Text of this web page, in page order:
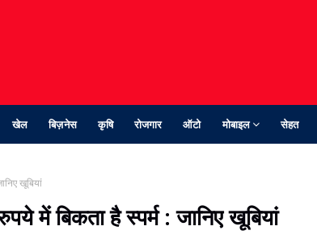
खेल बिज़नेस कृषि रोजगार ऑटो मोबाइल सेहत
खूबियां
में बिकता है स्पर्म : जानिए खूबियां